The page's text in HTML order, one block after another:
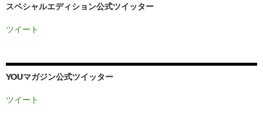
スペシャルエディション公式ツイッター
ツイート
YOUマガジン公式ツイッター
ツイート